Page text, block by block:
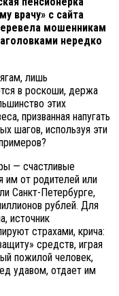
врачу» с сайта
мошенникам
нередко
лишь
в роскоши, держа
этих
призванная напугать
шагов, используя эти
— счастливые
им от родителей или
Санкт-Петербурге,
рублей. Для
источник
страхами, крича:
средств, играя
пожилой человек,
удавом, отдает им